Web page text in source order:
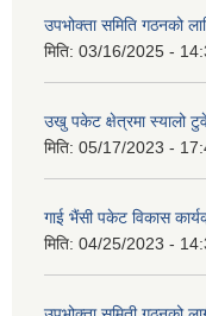
उपभोक्ता समिति गठनको
मिति: 03/16/2025 -
उखु पकेट क्षेत्रमा स्यालो
मिति: 05/17/2023 -
गाई भैंसी पकेट विकास
मिति: 04/25/2023 -